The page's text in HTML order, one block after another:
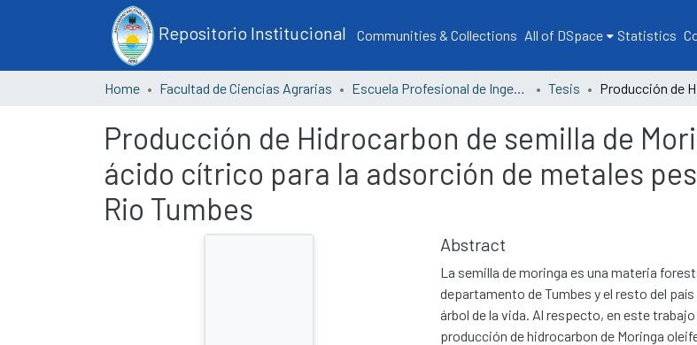
Repositorio Institucional Communities & Collections All of DSpace Statistics
Home Facultad de Ciencias Agrarias Escuela Profesional de Ingeniería Forestal y Medio Ambiente Tesis
Producción de Hidrocarbon de semilla de
ácido cítrico para la adsorción de metales
Rio Tumbes
Abstract
La semilla de moringa es una materia
departamento de Tumbes y el resto del
árbol de la vida. Al respecto, en este
producción de hidrocarbon de Moringa